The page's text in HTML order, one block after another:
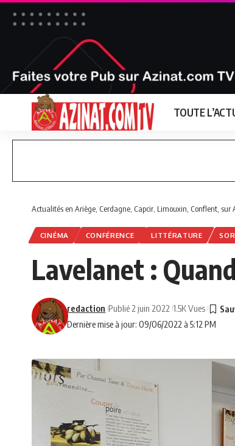
TOUTE
Actualités en Ariège, Cerdagne, Capcir, Limouxin, Conflent, sur
CINÉMA CONFÉRENCE LITTÉRATURE
Lavelanet :
Dernière mise à jour: 09/06/2022 à 5:12 PM
redaction Publié 2 juin 2022 1.5K Vues